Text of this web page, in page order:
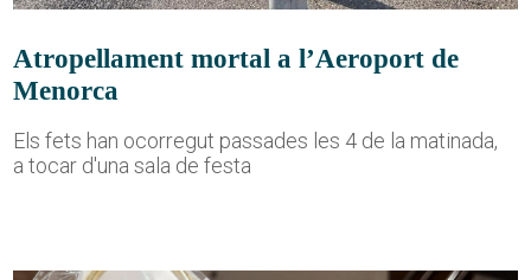
Atropellament mortal a l’Aeroport de
Menorca
Els fets han ocorregut passades les 4 de la matinada,
a tocar d'una sala de festa